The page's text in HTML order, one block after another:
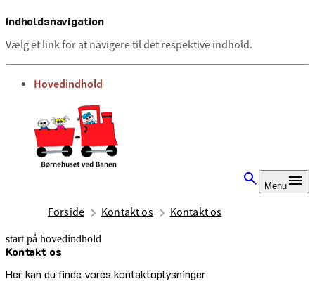
Indholdsnavigation
Vælg et link for at navigere til det respektive indhold.
gå til
Hovedindhold
Menu
Forside Kontakt os Kontakt os
start på hovedindhold
Kontakt os
Her kan du finde vores kontaktoplysninger
senest opdateret 2. juli 2025